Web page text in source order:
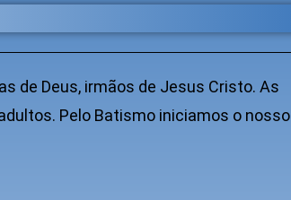
de Deus, irmãos de Jesus Cristo. As
Pelo Batismo iniciamos o nosso